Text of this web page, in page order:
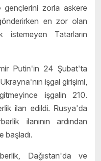
gençlerini zorla askere
en zor olan
istemeyen Tatarların
Putin'in 24 Şubat'ta
işgal girişimi,
işgalin 210.
ilan edildi. Rusya'da
ilanının ardından
başladı.
Dağıstan'da ve